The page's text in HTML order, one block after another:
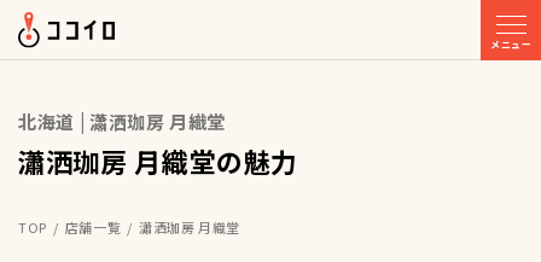
メニュー
北海道 | 瀟洒珈房 月織堂
瀟洒珈房 月織堂の魅力
TOP 店舗一覧 瀟洒珈房 月織堂